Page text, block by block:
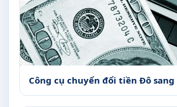
Công cụ chuyển đổi tiền Đô